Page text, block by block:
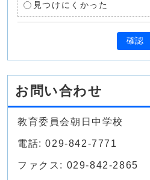
見つけにくかった
確認
お問い合わせ
教育委員会朝日中学校
電話: 029-842-7771
ファクス: 029-842-2865